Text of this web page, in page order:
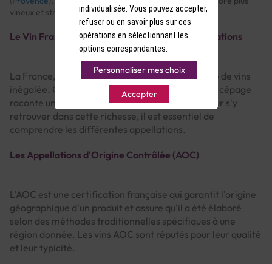
vineux et structurés (Tavel).
Le Vin Français : Un Voyage à Travers les Appellations
La France, terre de vignobles, offre une diversité de vins
inégalée. Chaque région, chaque terroir, chaque cépage
raconte une histoire unique à travers son vin. Pour s'y
retrouver dans cette richesse, il est essentiel de
comprendre les différentes appellations.
Les Appellations d'Origine Contrôlée (AOC)
L'AOC est une certification française qui garantit l'origine
géographique d'un produit et assure qu'il a été élaboré
selon des méthodes traditionnelles spécifiques à une
région donnée. Les vins AOC sont réputés pour leur qualité
et leur typicité.
individualisée. Vous pouvez accepter,
refuser ou en savoir plus sur ces
opérations en sélectionnant les
options correspondantes.
Personnaliser mes choix
Accepter